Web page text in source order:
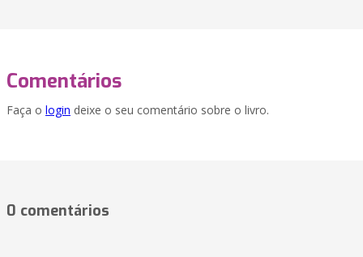
Comentários
Faça o login deixe o seu comentário sobre o livro.
0 comentários